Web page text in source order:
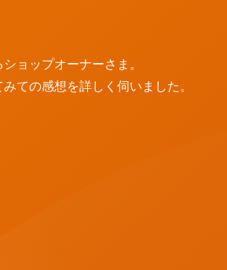
ョップオーナーさま。
ての感想を詳しく伺いました。